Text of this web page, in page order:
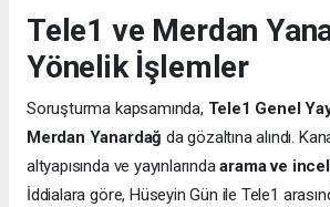
Tele1 ve Merdan
Yönelik İşlemler
Soruşturma kapsamında, Tele1 Genel
Merdan Yanardağ da gözaltına alındı.
altyapısında ve yayınlarındaarama ve
İddialara göre, Hüseyin Gün ile Tele1